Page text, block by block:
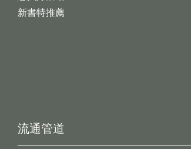
新書特推薦
流通管道